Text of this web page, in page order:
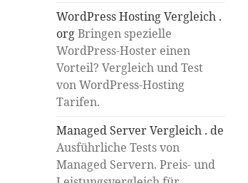
WordPress Hosting Vergleich .
orgBringen spezielle
WordPress-Hoster einen
Vorteil? Vergleich und Test
von WordPress-Hosting
Tarifen.
Managed Server Vergleich . de
Ausführliche Tests von
Managed Servern. Preis- und